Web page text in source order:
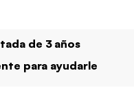
de 3 años
para ayudarle